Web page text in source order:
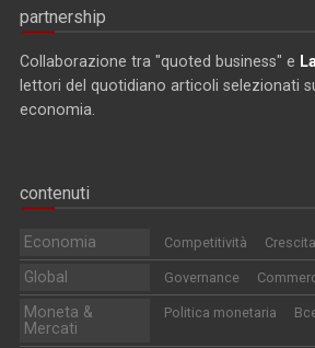
partnership
Collaborazione tra "quoted business" e
lettori del quotidiano articoli selezionati
economia.
contenuti
Economia Competitività Crescita
Global Governance
Moneta &
Mercati
Politica monetaria